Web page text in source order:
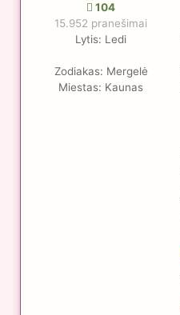
104
15.952 pranešimai
Lytis: Ledi
Zodiakas: Mergelė
Miestas: Kaunas